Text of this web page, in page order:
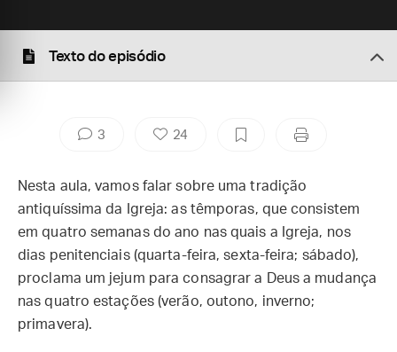
Texto do episódio
3 24
Nesta aula, vamos falar sobre uma tradição
antiquíssima da Igreja: as têmporas, que consistem
em quatro semanas do ano nas quais a Igreja, nos
dias penitenciais (quarta-feira, sexta-feira; sábado),
proclama um jejum para consagrar a Deus a mudança
nas quatro estações (verão, outono, inverno;
primavera).